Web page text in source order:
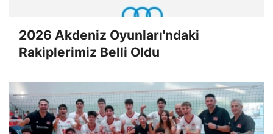
2026 Akdeniz Oyunları'ndaki
Rakiplerimiz Belli Oldu